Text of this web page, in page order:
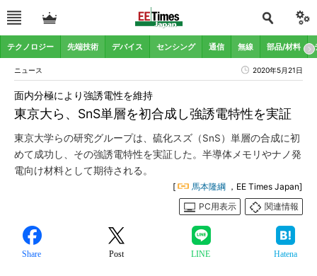
テクノロジー 先端技術 デバイス センシング 通信 無線 部品/材料
ニュース 2020年5月21日
東京大ら、SnS単層を初合成し強誘電特性を実証
面内分極により強誘電性を維持
東京大学らの研究グループは、硫化スズ（SnS）単層の合成に初
めて成功し、その強誘電特性を実証した。半導体メモリやナノ発
電向け材料として期待される。
[ 馬本隆綱 ，EE Times Japan]
PC用表示
関連情報
Share Post LINE Hatena